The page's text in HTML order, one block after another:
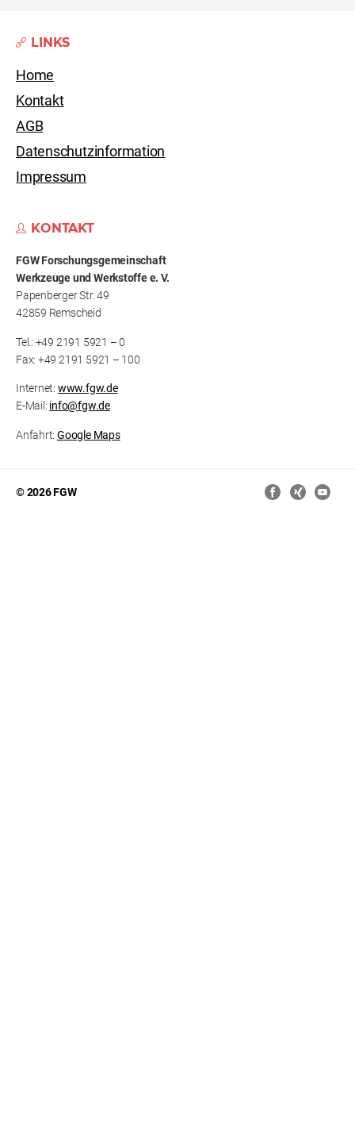
LINKS
Home
Kontakt
AGB
Datenschutzinformation
Impressum
KONTAKT
FGW Forschungs­gemeinschaft
Werkzeuge und Werkstoffe e. V.
Papenberger Str. 49
42859 Remscheid
Tel.: +49 2191 5921 – 0
Fax: +49 2191 5921 – 100
Internet: www.fgw.de
E-Mail: info@fgw.de
Anfahrt:Google Maps
© 2026 FGW